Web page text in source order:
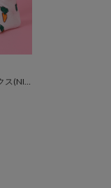
フード総柄ソックス(NINJIN EDAMAME LEMON)